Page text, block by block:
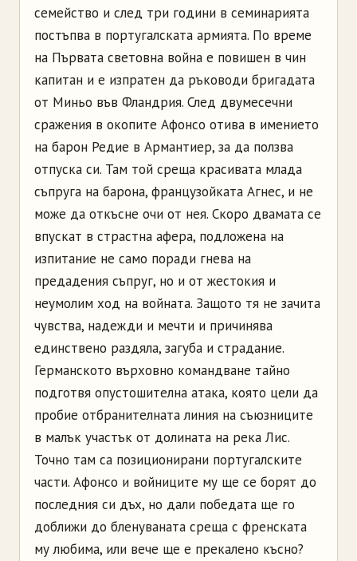
семейство и след три години в семинарията
постъпва в португалската армията. По време
на Първата световна война е повишен в чин
капитан и е изпратен да ръководи бригадата
от Миньо във Фландрия. След двумесечни
сражения в окопите Афонсо отива в имението
на барон Редие в Армантиер, за да ползва
отпуска си. Там той среща красивата млада
съпруга на барона, французойката Агнес, и не
може да откъсне очи от нея. Скоро двамата се
впускат в страстна афера, подложена на
изпитание не само поради гнева на
предадения съпруг, но и от жестокия и
неумолим ход на войната. Защото тя не зачита
чувства, надежди и мечти и причинява
единствено раздяла, загуба и страдание.
Германското върховно командване тайно
подготвя опустошителна атака, която цели да
пробие отбранителната линия на съюзниците
в малък участък от долината на река Лис.
Точно там са позиционирани португалските
части. Афонсо и войниците му ще се борят до
последния си дъх, но дали победата ще го
доближи до бленуваната среща с френската
му любима, или вече ще е прекалено късно?